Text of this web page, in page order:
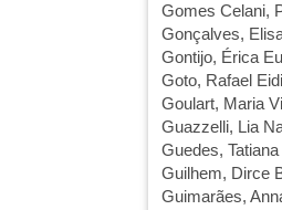
Gomes Celani,
Gonçalves,
Gontijo, Érica
Goto, Rafael Eidi
Goulart, Maria
Guazzelli, Lia
Guedes,
Guilhem, Dirce
Guimarães,